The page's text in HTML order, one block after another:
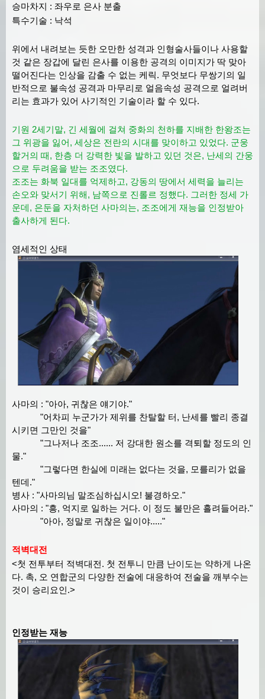
승마차지 : 좌우로 은사 분출
특수기술 : 낙석
위에서 내려보는 듯한 오만한 성격과 인형술사들이나 사용할
것 같은 장갑에 달린 은사를 이용한 공격의 이미지가 딱 맞아
떨어진다는 인상을 감출 수 없는 케릭. 무엇보다 무쌍기의 일
반적으로 불속성 공격과 마무리로 얼음속성 공격으로 얼려버
리는 효과가 있어 사기적인 기술이라 할 수 있다.
기원 2세기말, 긴 세월에 걸쳐 중화의 천하를 지배한 한왕조는
그 위광을 잃어, 세상은 전란의 시대를 맞이하고 있었다. 군웅
할거의 때, 한층 더 강력한 빛을 발하고 있던 것은, 난세의 간웅
으로 두려움을 받는 조조였다.
조조는 화북 일대를 억제하고, 강동의 땅에서 세력을 늘리는
손오와 맞서기 위해, 남쪽으로 진롤르 정했다. 그러한 정세 가
운데, 은둔을 자처하던 사마의는, 조조에게 재능을 인정받아
출사하게 된다.
염세적인 상태
사마의 : "아아, 귀찮은 얘기야."
"어차피 누군가가 제위를 찬탈할 터, 난세를 빨리 종결
시키면 그만인 것을"
"그나저나 조조...... 저 강대한 원소를 격퇴할 정도의 인
물."
"그렇다면 한실에 미래는 없다는 것을, 모를리가 없을
텐데."
병사 : "사마의님 말조심하십시오! 불경하오."
사마의 : "흥, 억지로 일하는 거다. 이 정도 불만은 흘려들어라."
"아아, 정말로 귀찮은 일이야....."
적벽대전
<첫 전투부터 적벽대전. 첫 전투니 만큼 난이도는 약하게 나온
다. 촉, 오 연합군의 다양한 전술에 대응하여 전술을 깨부수는
것이 승리요인.>
인정받는 재능